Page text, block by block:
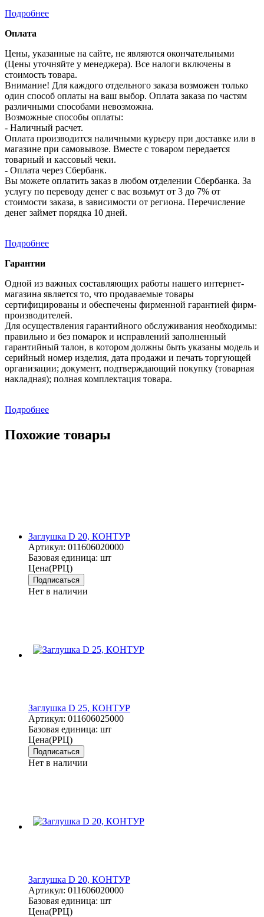
Подробнее
Оплата
Цены, указанные на сайте, не являются окончательными
(Цены уточняйте у менеджера). Все налоги включены в
стоимость товара.
Внимание! Для каждого отдельного заказа возможен только
один способ оплаты на ваш выбор. Оплата заказа по частям
различными способами невозможна.
Возможные способы оплаты:
- Наличный расчет.
Оплата производится наличными курьеру при доставке или в
магазине при самовывозе. Вместе с товаром передается
товарный и кассовый чеки.
- Оплата через Сбербанк.
Вы можете оплатить заказ в любом отделении Сбербанка. За
услугу по переводу денег с вас возьмут от 3 до 7% от
стоимости заказа, в зависимости от региона. Перечисление
денег займет порядка 10 дней.
Подробнее
Гарантии
Одной из важных составляющих работы нашего интернет-
магазина является то, что продаваемые товары
сертифицированы и обеспечены фирменной гарантией фирм-
производителей.
Для осуществления гарантийного обслуживания необходимы:
правильно и без помарок и исправлений заполненный
гарантийный талон, в котором должны быть указаны модель и
серийный номер изделия, дата продажи и печать торгующей
организации; документ, подтверждающий покупку (товарная
накладная); полная комплектация товара.
Подробнее
Похожие товары
Заглушка D 20, КОНТУР
Артикул: 011606020000
Базовая единица: шт
Цена(РРЦ)
Подписаться
Нет в наличии
Заглушка D 25, КОНТУР
Артикул: 011606025000
Базовая единица: шт
Цена(РРЦ)
Подписаться
Нет в наличии
Заглушка D 20, КОНТУР
Артикул: 011606020000
Базовая единица: шт
Цена(РРЦ)